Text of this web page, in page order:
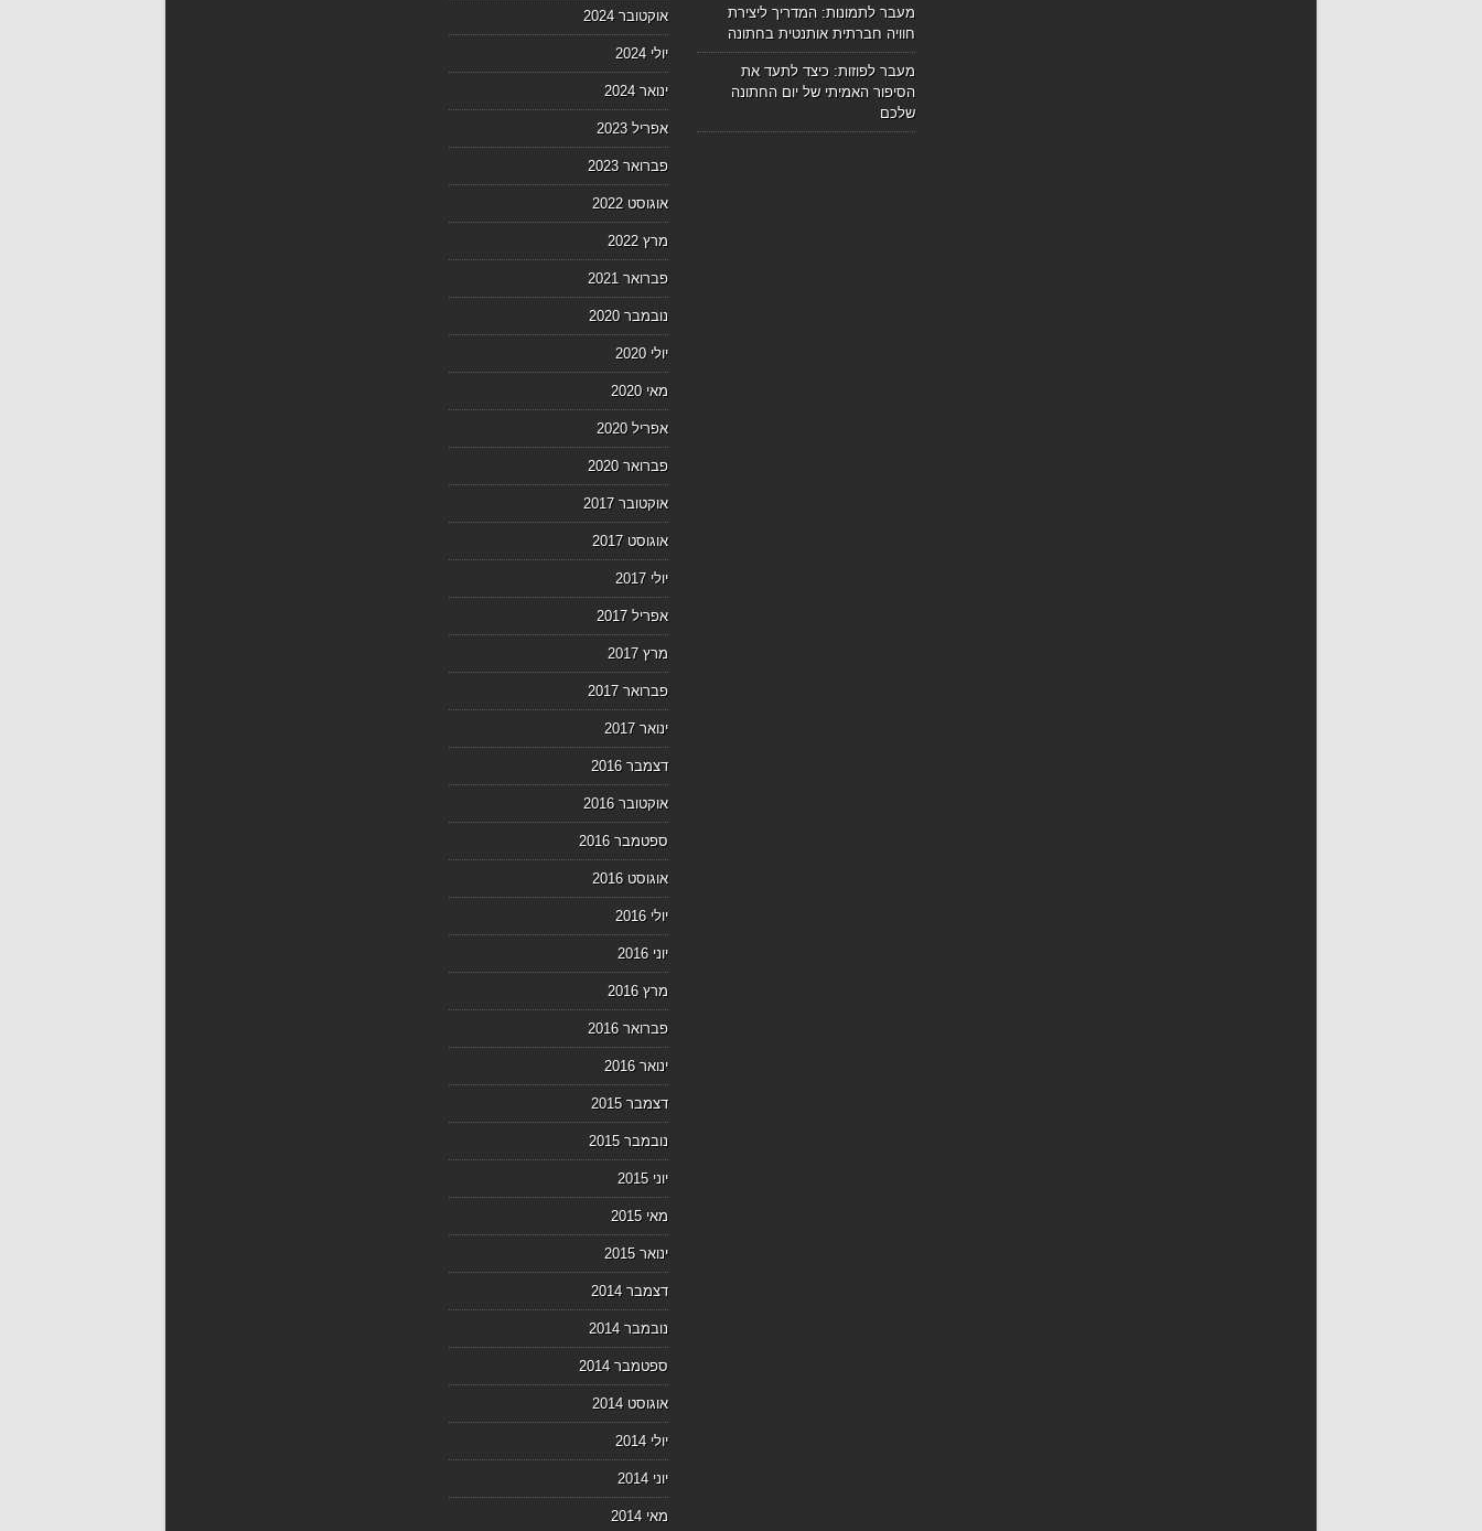
אוקטובר 2024
יולי 2024
ינואר 2024
אפריל 2023
פברואר 2023
אוגוסט 2022
מרץ 2022
פברואר 2021
נובמבר 2020
יולי 2020
מאי 2020
אפריל 2020
פברואר 2020
אוקטובר 2017
אוגוסט 2017
יולי 2017
אפריל 2017
מרץ 2017
פברואר 2017
ינואר 2017
דצמבר 2016
אוקטובר 2016
ספטמבר 2016
אוגוסט 2016
יולי 2016
יוני 2016
מרץ 2016
פברואר 2016
ינואר 2016
דצמבר 2015
נובמבר 2015
יוני 2015
מאי 2015
ינואר 2015
דצמבר 2014
נובמבר 2014
ספטמבר 2014
אוגוסט 2014
יולי 2014
יוני 2014
מאי 2014
מעבר לתמונות: המדריך ליצירת
חוויה חברתית אותנטית בחתונה
מעבר לפוזות: כיצד לתעד את
הסיפור האמיתי של יום החתונה
שלכם